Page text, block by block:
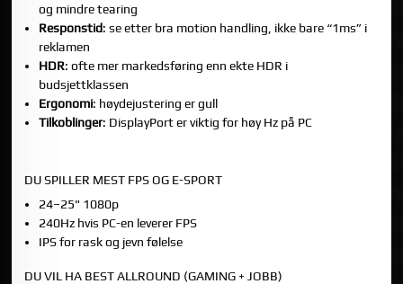
og mindre tearing
Responstid: se etter bra motion handling, ikke bare “1ms” i
reklamen
HDR: ofte mer markedsføring enn ekte HDR i
budsjettklassen
Ergonomi: høydejustering er gull
Tilkoblinger: DisplayPort er viktig for høy Hz på PC
DU SPILLER MEST FPS OG E-SPORT
24–25" 1080p
240Hz hvis PC-en leverer FPS
IPS for rask og jevn følelse
DU VIL HA BEST ALLROUND (GAMING + JOBB)